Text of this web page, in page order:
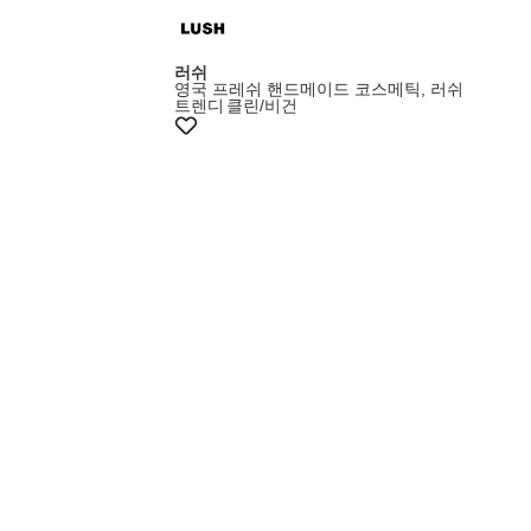
러쉬
영국 프레쉬 핸드메이드 코스메틱, 러쉬
트렌디 클린/비건